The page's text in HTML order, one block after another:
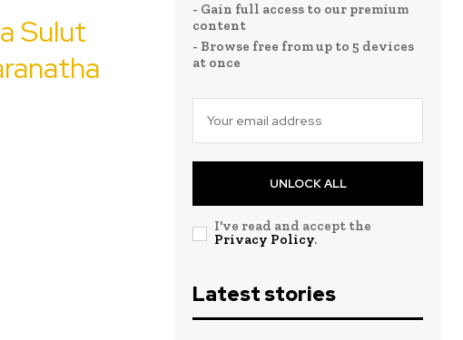
Sulut
- Gain full access to our premium
content
- Browse free from up to 5 devices
at once
UNLOCK ALL
I've read and accept the
Privacy Policy.
Latest stories